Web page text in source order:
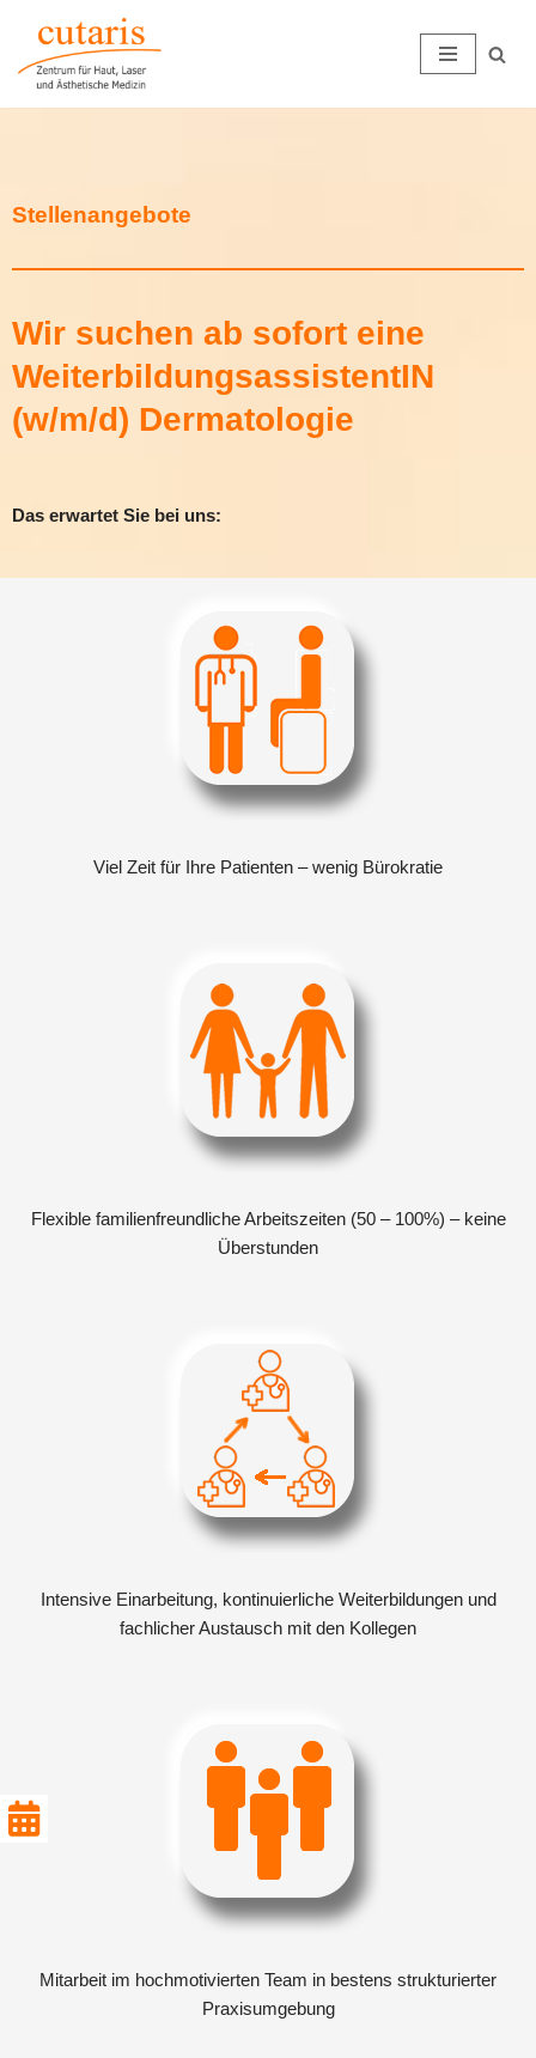
Zum
Inhalt
Stellenangebote
Wir suchen ab sofort eine
WeiterbildungsassistentIN
(w/m/d) Dermatologie
Das erwartet Sie bei uns:
Viel Zeit für Ihre Patienten – wenig Bürokratie
Flexible familienfreundliche Arbeitszeiten (50 – 100%) – keine
Überstunden
Intensive Einarbeitung, kontinuierliche Weiterbildungen und
fachlicher Austausch mit den Kollegen
Mitarbeit im hochmotivierten Team in bestens strukturierter
Praxisumgebung